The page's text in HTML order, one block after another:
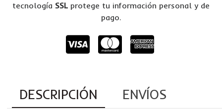
tecnología SSL protege tu información personal y de
pago.
DESCRIPCIÓN ENVÍOS